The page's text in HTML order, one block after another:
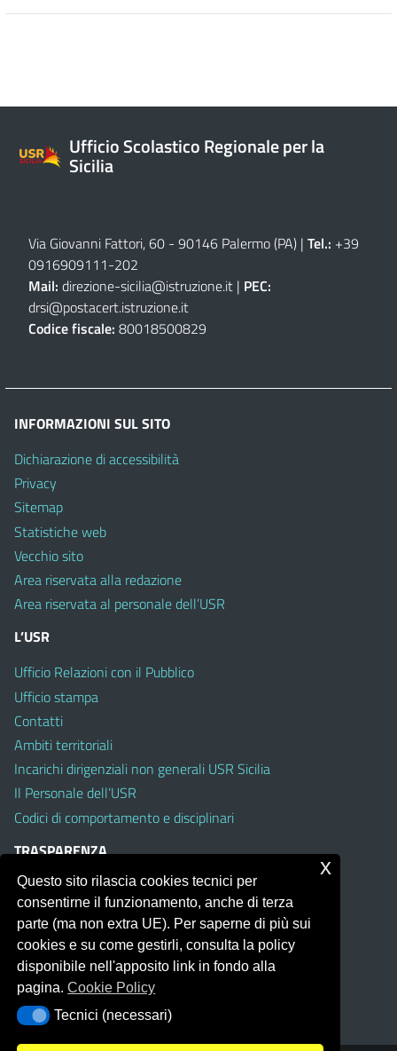
Ufficio Scolastico Regionale per la
Sicilia
Via Giovanni Fattori, 60 - 90146 Palermo (PA) | Tel.: +39
0916909111-202
Mail: direzione-sicilia@istruzione.it | PEC:
drsi@postacert.istruzione.it
Codice fiscale: 80018500829
INFORMAZIONI SUL SITO
Dichiarazione di accessibilità
Privacy
Sitemap
Statistiche web
Vecchio sito
Area riservata alla redazione
Area riservata al personale dell’USR
L’USR
Ufficio Relazioni con il Pubblico
Ufficio stampa
Contatti
Ambiti territoriali
Incarichi dirigenziali non generali USR Sicilia
Il Personale dell’USR
Codici di comportamento e disciplinari
TRASPARENZA
Albo on line
Amministrazione Trasparente
Pubblici proclami
PTPCT per le Istituzioni scolastiche della Sicilia
Whistleblowing
Obiettivi di Accessibilità
Questo sito rilascia cookies tecnici per
consentirne il funzionamento, anche di terza
parte (ma non extra UE). Per saperne di più sui
cookies e su come gestirli, consulta la policy
disponibile nell'apposito link in fondo alla
pagina.Cookie Policy
Tecnici (necessari)
Tecnici (necessari)
x